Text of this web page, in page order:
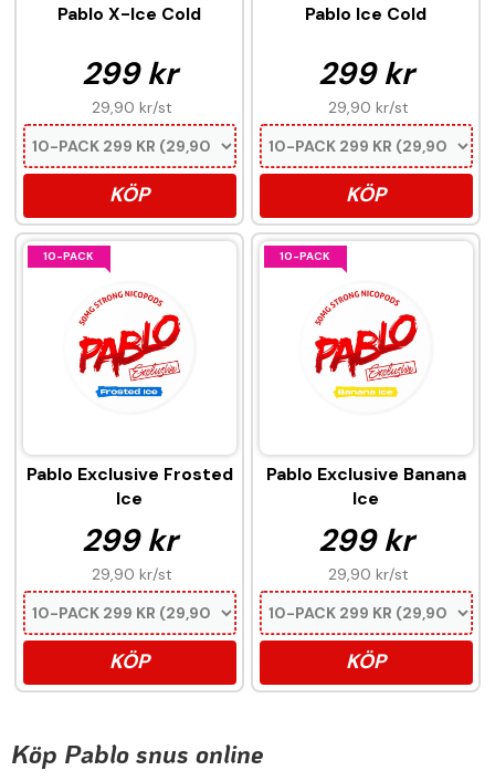
Pablo X-Ice Cold
299 kr
29,90 kr/st
KÖP
Pablo Ice Cold
299 kr
29,90 kr/st
KÖP
10-PACK
Pablo Exclusive Frosted
Ice
299 kr
29,90 kr/st
KÖP
10-PACK
Pablo Exclusive Banana
Ice
299 kr
29,90 kr/st
KÖP
Köp Pablo snus online